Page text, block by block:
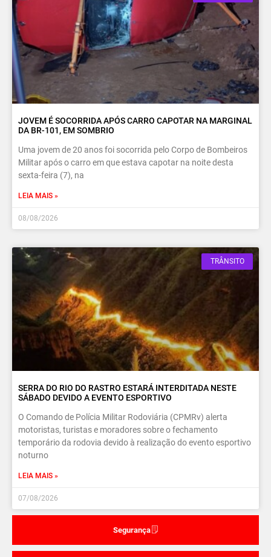
Segurança
JOVEM É SOCORRIDA APÓS CARRO CAPOTAR NA MARGINAL
DA BR-101, EM SOMBRIO
Uma jovem de 20 anos foi socorrida pelo Corpo de Bombeiros
Militar após o carro em que estava capotar na noite desta
sexta-feira (7), na
LEIA MAIS »
08/08/2026
TRÂNSITO
SERRA DO RIO DO RASTRO ESTARÁ INTERDITADA NESTE
SÁBADO DEVIDO A EVENTO ESPORTIVO
O Comando de Polícia Militar Rodoviária (CPMRv) alerta
motoristas, turistas e moradores sobre o fechamento
temporário da rodovia devido à realização do evento esportivo
noturno
LEIA MAIS »
07/08/2026